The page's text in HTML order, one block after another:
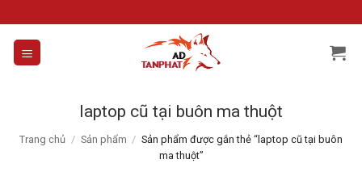
to
content
laptop cũ tại buôn ma thuột
Trang chủ / Sản phẩm / Sản phẩm được gắn thẻ “laptop cũ tại buôn
ma thuột”